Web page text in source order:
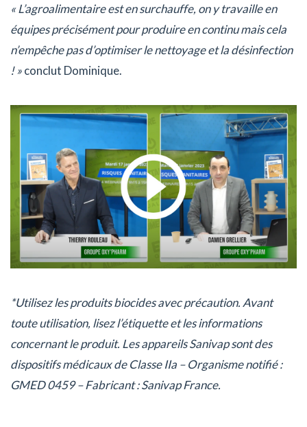
« L’agroalimentaire est en surchauffe, on y travaille en
équipes précisément pour produire en continu mais cela
n’empêche pas d’optimiser le nettoyage et la désinfection
! »conclut Dominique.
*Utilisez les produits biocides avec précaution. Avant
toute utilisation, lisez l’étiquette et les informations
concernant le produit. Les appareils Sanivap sont des
dispositifs médicaux de Classe IIa – Organisme notifié :
GMED 0459 – Fabricant : Sanivap France.